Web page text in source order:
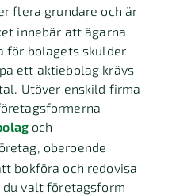
flera grundare och är
innebär att ägarna
för bolagets skulder
ett aktiebolag krävs
Utöver enskild firma
och
oberoende
bokföra och redovisa
valt företagsform